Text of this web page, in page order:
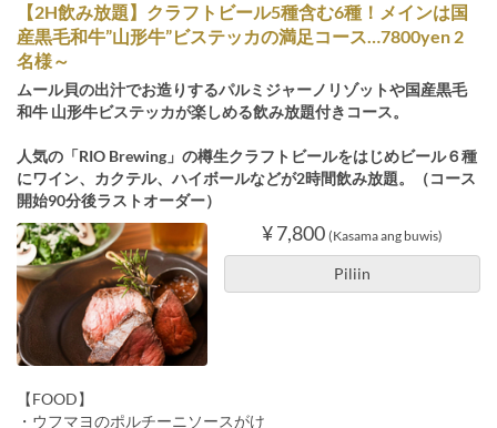
【2H飲み放題】クラフトビール5種含む6種！メインは国
産黒毛和牛”山形牛”ビステッカの満足コース…7800yen 2
名様～
ムール貝の出汁でお造りするパルミジャーノリゾットや国産黒毛
和牛 山形牛ビステッカが楽しめる飲み放題付きコース。
人気の「RIO Brewing」の樽生クラフトビールをはじめビール６種
にワイン、カクテル、ハイボールなどが2時間飲み放題。（コース
開始90分後ラストオーダー）
¥ 7,800 (Kasama ang buwis)
Piliin
【FOOD】
・ウフマヨのポルチーニソースがけ